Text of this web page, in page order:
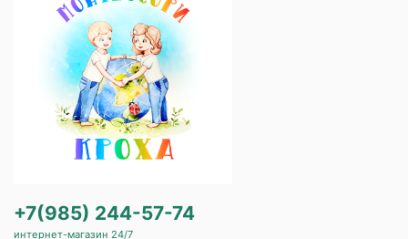
+7(985) 244-57-74
интернет-магазин 24/7